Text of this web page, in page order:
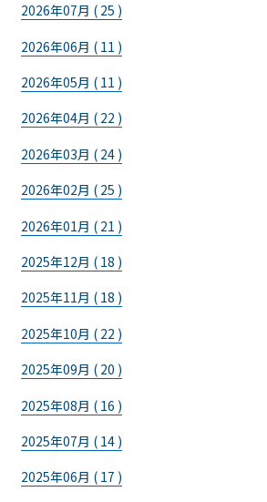
2026年07月 ( 25 )
2026年06月 ( 11 )
2026年05月 ( 11 )
2026年04月 ( 22 )
2026年03月 ( 24 )
2026年02月 ( 25 )
2026年01月 ( 21 )
2025年12月 ( 18 )
2025年11月 ( 18 )
2025年10月 ( 22 )
2025年09月 ( 20 )
2025年08月 ( 16 )
2025年07月 ( 14 )
2025年06月 ( 17 )